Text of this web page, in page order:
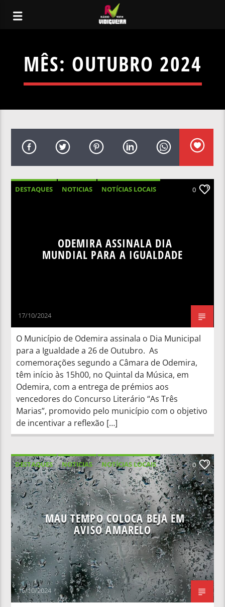
MÊS: OUTUBRO 2024
DESTAQUES NOTICIAS
NOTÍCIAS LOCAIS
0
ODEMIRA ASSINALA DIA
MUNDIAL PARA A IGUALDADE
17/10/2024
O Município de Odemira assinala o Dia Municipal
para a Igualdade a 26 de Outubro. As
comemorações segundo a Câmara de Odemira,
têm início às 15h00, no Quintal da Música, em
Odemira, com a entrega de prémios aos
vencedores do Concurso Literário “As Três
Marias”, promovido pelo município com o objetivo
de incentivar a reflexão […]
DESTAQUES NOTICIAS
NOTÍCIAS LOCAIS
NOTÍCIAS NACIONAIS
0
MAU TEMPO COLOCA BEJA EM
AVISO AMARELO
16/10/2024